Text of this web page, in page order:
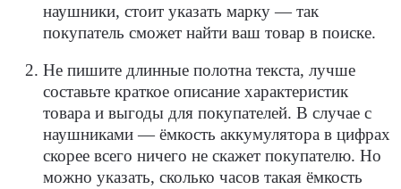
наушники, стоит указать марку — так
покупатель сможет найти ваш товар в поиске.
Не пишите длинные полотна текста, лучше
составьте краткое описание характеристик
товара и выгоды для покупателей. В случае с
наушниками — ёмкость аккумулятора в цифрах
скорее всего ничего не скажет покупателю. Но
можно указать, сколько часов такая ёмкость